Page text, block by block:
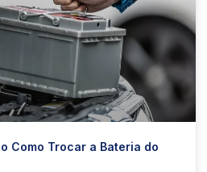
Como Trocar a Bateria do